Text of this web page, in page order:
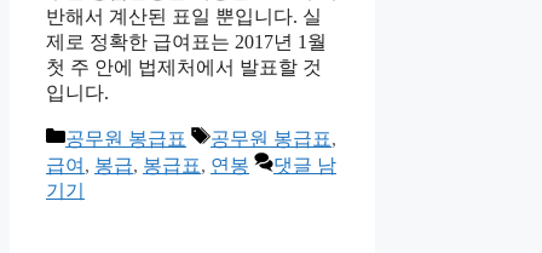
반해서 계산된 표일 뿐입니다. 실
제로 정확한 급여표는 2017년 1월
첫 주 안에 법제처에서 발표할 것
입니다.
카
테
고
공무원 봉급표
태
그
공무원 봉급표,
급여 , 봉급, 봉급표, 연봉
댓글 남
기기